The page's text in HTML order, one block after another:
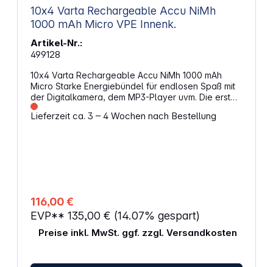
10x4 Varta Rechargeable Accu NiMh
1000 mAh Micro VPE Innenk.
Artikel-Nr.:
499128
10x4 Varta Rechargeable Accu NiMh 1000 mAh
Micro Starke Energiebündel für endlosen Spaß mit
der Digitalkamera, dem MP3-Player uvm. Die erst
Wahl für alle digitalen Hochleistungsprodukte Bis
zu 1000-mal wiederaufladbar und kein Memory-
Lieferzeit ca. 3 – 4 Wochen nach Bestellung
116,00 €
EVP** 135,00 € (14.07% gespart)
Preise inkl. MwSt. ggf. zzgl. Versandkosten